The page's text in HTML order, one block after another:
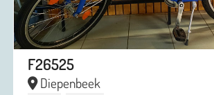
F26525
Diepenbeek